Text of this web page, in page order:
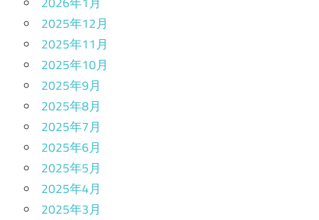
2025年12月
2025年11月
2025年10月
2025年9月
2025年8月
2025年7月
2025年6月
2025年5月
2025年4月
2025年3月